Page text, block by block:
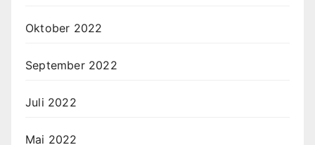
Oktober 2022
September 2022
Juli 2022
Mai 2022